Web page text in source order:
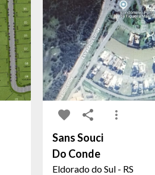
Sans Souci
Do Conde
Eldorado do Sul - RS